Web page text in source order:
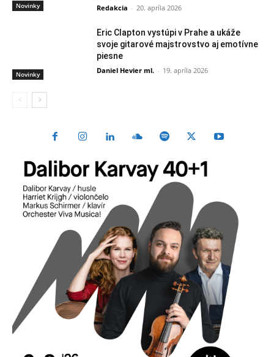
Novinky Redakcia - 20. apríla 2026
Novinky
Eric Clapton vystúpi v Prahe a ukáže
svoje gitarové majstrovstvo aj emotívne
piesne
Daniel Hevier ml. - 19. apríla 2026